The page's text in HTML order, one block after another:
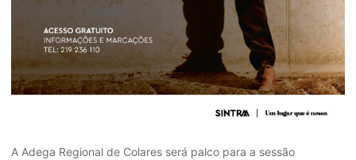
A Adega Regional de Colares será palco para a sessão